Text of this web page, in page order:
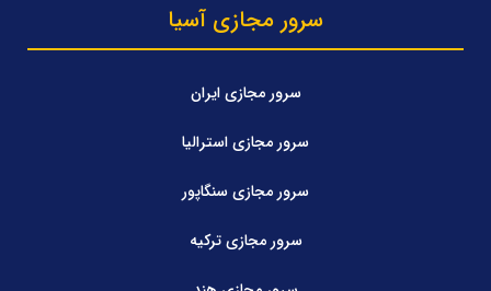
سرور مجازی آسیا
سرور مجازی ایران
سرور مجازی استرالیا
سرور مجازی سنگاپور
سرور مجازی ترکیه